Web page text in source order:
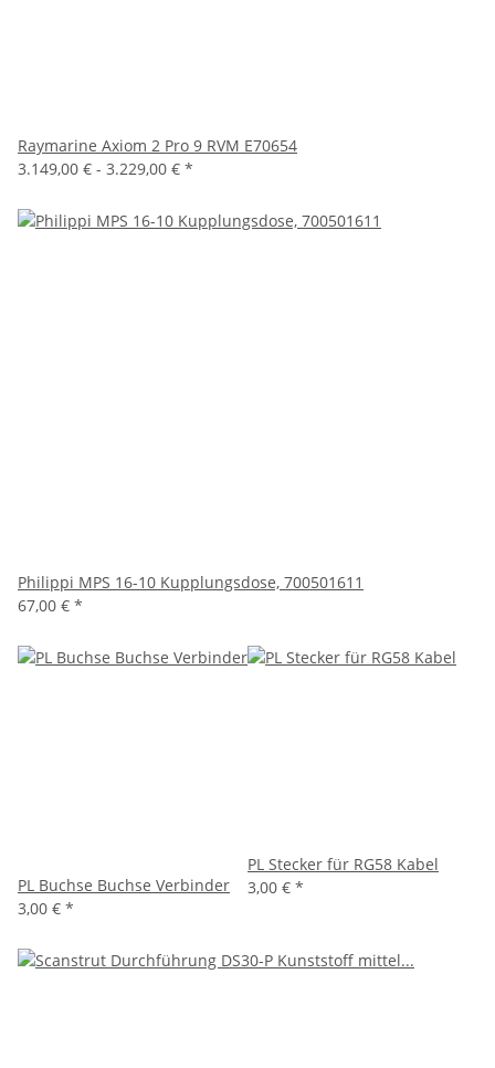
Raymarine Axiom 2 Pro 9 RVM E70654
3.149,00 € - 3.229,00 € *
Philippi MPS 16-10 Kupplungsdose, 700501611
67,00 € *
PL Buchse Buchse Verbinder
3,00 € *
PL Stecker für RG58 Kabel
3,00 € *